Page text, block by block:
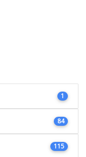
1
84
115